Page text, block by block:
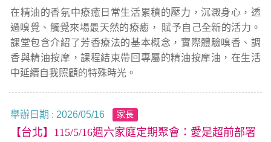
在精油的香氛中療癒日常生活累積的壓力，沉澱身心，透
過嗅覺、觸覺來場最天然的療癒， 賦予自己全新的活力。
課堂包含介紹了芳香療法的基本概念，實際體驗嗅香、調
香與精油按摩，課程結束帶回專屬的精油按摩油，在生活
中延續自我照顧的特殊時光。
舉辦日期 : 2026/05/16 家長
【台北】115/5/16週六家庭定期聚會：愛是超前部署